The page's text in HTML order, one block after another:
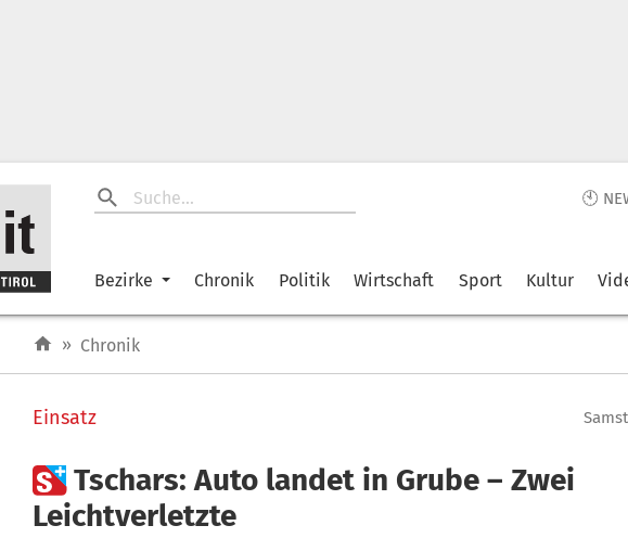
🕙
Bezirke Chronik Politik Wirtschaft Sport Kultur
» Chronik
Einsatz
Tschars: Auto landet in Grube – Zwei
Leichtverletzte